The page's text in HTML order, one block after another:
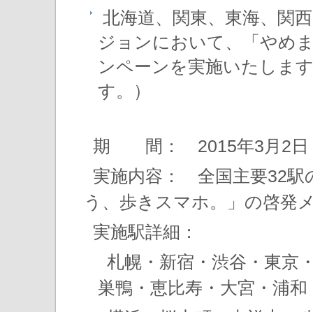
北海道、関東、東海、関
ジョンにおいて、「やめ
ンペーンを実施いたしま
す。）
期 間： 2015年3月2日
実施内容： 全国主要32駅
う、歩きスマホ。」の啓発
実施駅詳細：
札幌・新宿・渋谷・東京
巣鴨・恵比寿・大宮・浦和